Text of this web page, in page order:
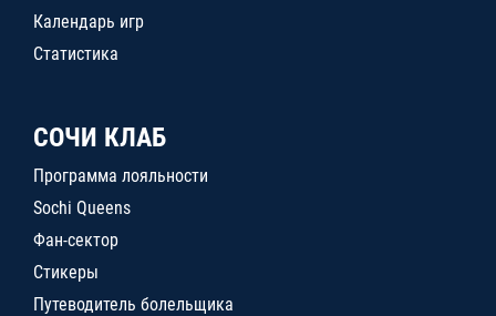
Календарь игр
Статистика
СОЧИ КЛАБ
Программа лояльности
Sochi Queens
Фан-сектор
Стикеры
Путеводитель болельщика